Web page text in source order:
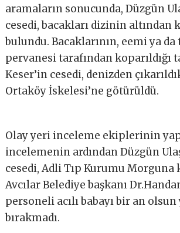
aramaların sonucunda, Düzgün
cesedi, bacakları dizinin altından
bulundu. Bacaklarının, eemi ya da
pervanesi tarafından koparıldığı
Keser’in cesedi, denizden
Ortaköy İskelesi’ne götürüldü.
Olay yeri inceleme ekiplerinin
incelemenin ardından Düzgün
cesedi, Adli Tıp Kurumu Morguna
Avcılar Belediye başkanı
personeli acılı babayı bir an olsun
bırakmadı.